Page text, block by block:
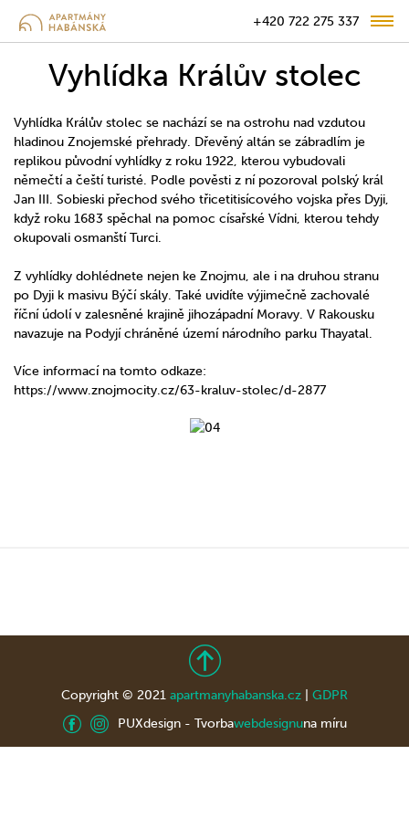
+420 722 275 337
Vyhlídka Králův stolec
Vyhlídka Králův stolec se nachází se na ostrohu nad vzdutou
hladinou Znojemské přehrady. Dřevěný altán se zábradlím je
replikou původní vyhlídky z roku 1922, kterou vybudovali
němečtí a čeští turisté. Podle pověsti z ní pozoroval polský král
Jan III. Sobieski přechod svého třicetitisícového vojska přes Dyji,
když roku 1683 spěchal na pomoc císařské Vídni, kterou tehdy
okupovali osmanští Turci.
Z vyhlídky dohlédnete nejen ke Znojmu, ale i na druhou stranu
po Dyji k masivu Býčí skály. Také uvidíte výjimečně zachovalé
říční údolí v zalesněné krajině jihozápadní Moravy. V Rakousku
navazuje na Podyjí chráněné území národního parku Thayatal.
Více informací na tomto odkaze:
https://www.znojmocity.cz/63-kraluv-stolec/d-2877
Copyright © 2021 apartmanyhabanska.cz
GDPR
PUXdesign - Tvorbawebdesignuna míru